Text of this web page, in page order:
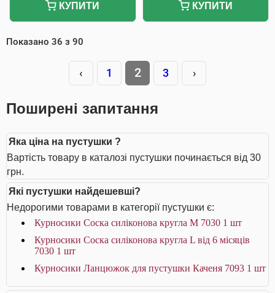
КУПИТИ КУПИТИ
Показано 36 з 90
‹ 1 2 3 ›
Поширені запитання
Яка ціна на пустушки ?
Вартість товару в каталозі пустушки починається від 30
грн.
Які пустушки найдешевші?
Недорогими товарами в категорії пустушки є:
Курносики Соска силіконова кругла M 7030 1 шт
Курносики Соска силіконова кругла L від 6 місяців
7030 1 шт
Курносики Ланцюжок для пустушки Каченя 7093 1 шт